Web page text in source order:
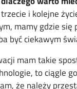
i kolejne
mamy gdzie się
być ciekawym
mam takie
to ciągle
że należy